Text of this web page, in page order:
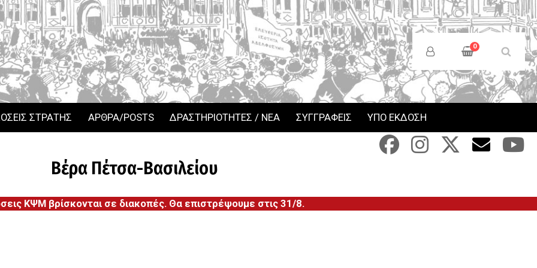
Users
Menu
0
ΣΤΡΑΤΗΣ ΑΡΘΡΑ/POSTS ΔΡΑΣΤΗΡΙΟΤΗΤΕΣ / ΝΕΑ ΣΥΓΓΡΑΦΕΙΣ ΥΠΟ ΕΚΔΟΣΗ
Βέρα Πέτσα-Βασιλείου
ΚΨΜ βρίσκονται σε διακοπές. Θα επιστρέψουμε στις 31/8.